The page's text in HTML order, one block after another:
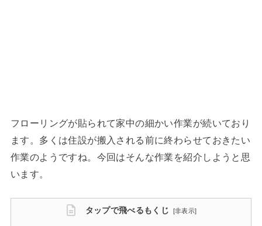
フローリングが貼られて家中の細かい作業が続いており
ます。多くは住設が搬入される前に終わらせておきたい
作業のようですね。今回はそんな作業を紹介しようと思
います。
タップで飛べるもくじ [非表示]